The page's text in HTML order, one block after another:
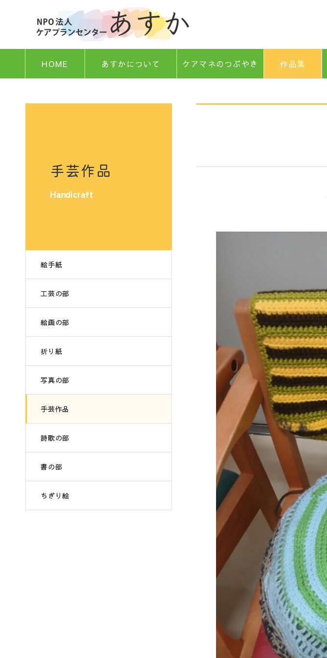
HOME あすかについて ケアマネのつぶやき 作品集
手芸作品
Handicraft
絵手紙
工芸の部
絵画の部
折り紙
写真の部
手芸作品
詩歌の部
書の部
ちぎり絵